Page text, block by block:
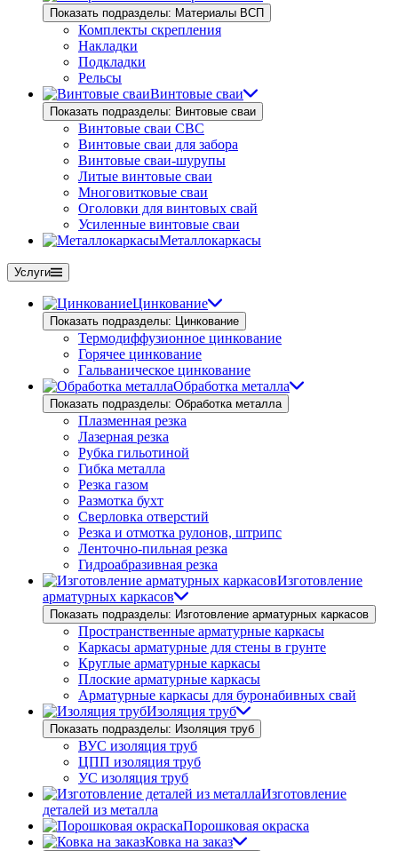
Показать подразделы: Материалы ВСП
Комплекты скрепления
Накладки
Подкладки
Рельсы
Винтовые сваи
Показать подразделы: Винтовые сваи
Винтовые сваи СВС
Винтовые сваи для забора
Винтовые сваи-шурупы
Литые винтовые сваи
Многовитковые сваи
Оголовки для винтовых свай
Усиленные винтовые сваи
Металлокаркасы
Услуги
Цинкование
Показать подразделы: Цинкование
Термодиффузионное цинкование
Горячее цинкование
Гальваническое цинкование
Обработка металла
Показать подразделы: Обработка металла
Плазменная резка
Лазерная резка
Рубка гильотиной
Гибка металла
Резка газом
Размотка бухт
Сверловка отверстий
Резка и отмотка рулонов, штрипс
Ленточно-пильная резка
Гидроабразивная резка
Изготовление
арматурных каркасов
Показать подразделы: Изготовление арматурных каркасов
Пространственные арматурные каркасы
Каркасы арматурные для стены в грунте
Круглые арматурные каркасы
Плоские арматурные каркасы
Арматурные каркасы для буронабивных свай
Изоляция труб
Показать подразделы: Изоляция труб
ВУС изоляция труб
ЦПП изоляция труб
УС изоляция труб
Изготовление
деталей из металла
Порошковая окраска
Ковка на заказ